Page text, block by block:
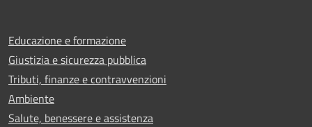
Educazione e formazione
Giustizia e sicurezza pubblica
Tributi, finanze e contravvenzioni
Ambiente
Salute, benessere e assistenza